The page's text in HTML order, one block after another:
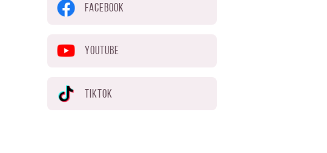
FACEBOOK
YOUTUBE
TIKTOK